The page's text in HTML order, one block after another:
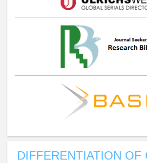
DIFFERENTIATION OF